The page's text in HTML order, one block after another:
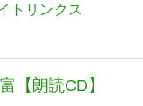
トリンクス
【朗読CD】